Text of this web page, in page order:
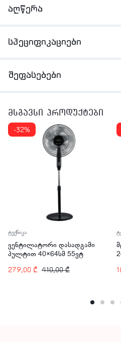
აღწერა
სპეციფიკაციები
შეფასებები
მსგავსი პროდუქტები
-32%
ტექნიკა
ვენტილატორი დასადგამი
პულტით 40×64სმ 55ვტ
279,00 ₾ 410,00₾